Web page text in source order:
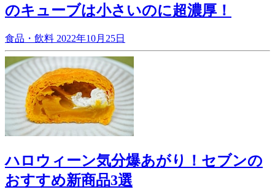
のキューブは小さいのに超濃厚！
食品・飲料 2022年10月25日
ハロウィーン気分爆あがり！セブンの
おすすめ新商品3選